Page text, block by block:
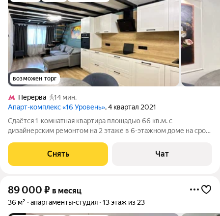
возможен торг
Перерва
14 мин.
Апарт-комплекс «16 Уровень», 4 квартал 2021
Сдаётся 1-комнатная квартира площадью 66 кв.м. с
дизайнерским ремонтом на 2 этаже в 6-этажном доме на срок
Дом - монолитный, окна
Снять Чат
89 000 ₽ в месяц
36 м² апартаменты-студия 13 этаж из 23